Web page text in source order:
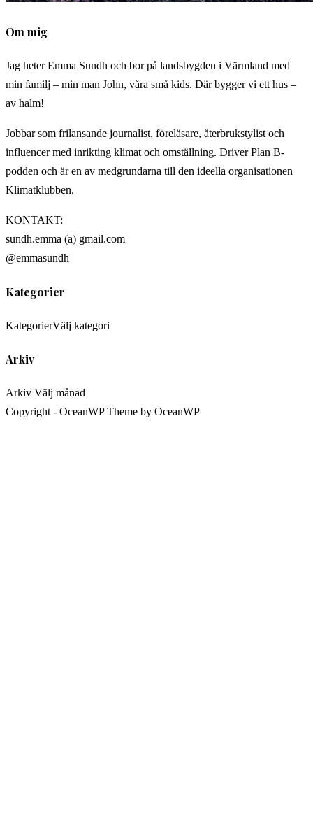
Om mig
Jag heter Emma Sundh och bor på landsbygden i Värmland med
min familj – min man John, våra små kids. Där bygger vi ett hus –
av halm!
Jobbar som frilansande journalist, föreläsare, återbrukstylist och
influencer med inrikting klimat och omställning. Driver Plan B-
podden och är en av medgrundarna till den ideella organisationen
Klimatklubben.
KONTAKT:
sundh.emma (a) gmail.com
@emmasundh
Kategorier
KategorierVälj kategori
Arkiv
Arkiv Välj månad
Copyright - OceanWP Theme by OceanWP